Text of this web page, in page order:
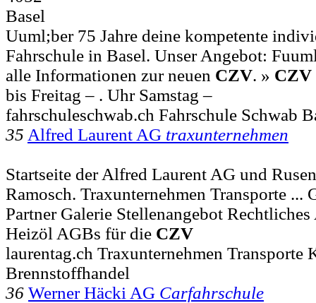
Basel
Uuml;ber 75 Jahre deine kompetente
Fahrschule in Basel. Unser Angebot:
alle Informationen zur neuen CZV. » CZV
bis Freitag – . Uhr Samstag –
fahrschuleschwab.ch Fahrschule Schwab
35 Alfred Laurent AG traxunternehmen
Startseite der Alfred Laurent AG und
Ramosch. Traxunternehmen Transporte ...
Partner Galerie Stellenangebot
Heizöl AGBs für die CZV
laurentag.ch Traxunternehmen Transporte
Brennstoffhandel
36 Werner Häcki AG Carfahrschule